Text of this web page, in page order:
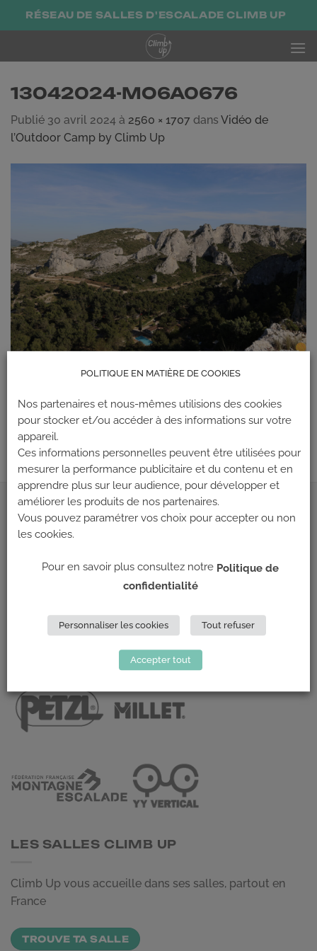
PasserRÉSEAU DE SALLES D'ESCALADE CLIMB UP
13042024-MO6A0676
Publié 30 avril 2024 à 2560 × 1707 dans Vidéo de
l’Outdoor Camp by Climb Up
Précédent
Suivant→
ADRESSE
148 Avenue Jean Jaurès
NOUS CONTACTER
LES PARTENAIRES
LES SALLES CLIMB UP
Climb Up vous accueille dans ses salles, partout en
France
TROUVE TA SALLE
POLITIQUE EN MATIÈRE DE COOKIES
Nos partenaires et nous-mêmes utilisions des cookies
pour stocker et/ou accéder à des informations sur votre
appareil.
Ces informations personnelles peuvent être utilisées pour
mesurer la performance publicitaire et du contenu et en
apprendre plus sur leur audience, pour développer et
améliorer les produits de nos partenaires.
Vous pouvez paramétrer vos choix pour accepter ou non
les cookies.
Pour en savoir plus consultez notre Politique de
confidentialité
Personnaliser les cookies Tout refuser
Accepter tout